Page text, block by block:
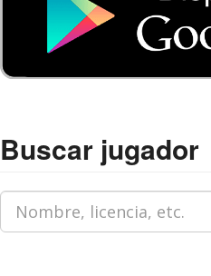
Buscar jugador